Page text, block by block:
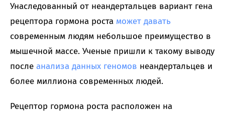
Унаследованный от неандертальцев вариант гена
рецептора гормона роста может давать
современным людям небольшое преимущество в
мышечной массе. Ученые пришли к такому выводу
после анализа данных геномов неандертальцев и
более миллиона современных людей.
Рецептор гормона роста расположен на